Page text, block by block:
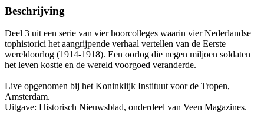
Beschrijving
Deel 3 uit een serie van vier hoorcolleges waarin vier Nederlandse
tophistorici het aangrijpende verhaal vertellen van de Eerste
wereldoorlog (1914-1918). Een oorlog die negen miljoen soldaten
het leven kostte en de wereld voorgoed veranderde.
Live opgenomen bij het Koninklijk Instituut voor de Tropen,
Amsterdam.
Uitgave: Historisch Nieuwsblad, onderdeel van Veen Magazines.